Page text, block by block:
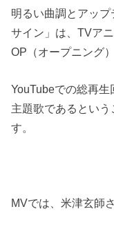
明るい曲調とアッ
サイン」は、TVア
OP（オープニング
YouTubeでの総再
主題歌であるとい
す。
MVでは、米津玄師